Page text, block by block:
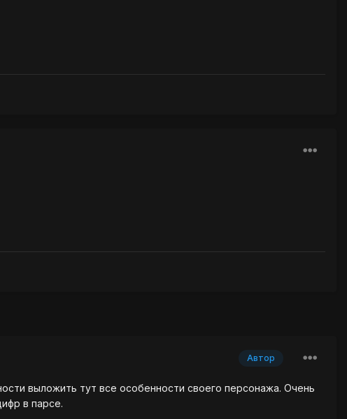
Автор
выложить тут все особенности своего персонажа. Очень
в парсе.